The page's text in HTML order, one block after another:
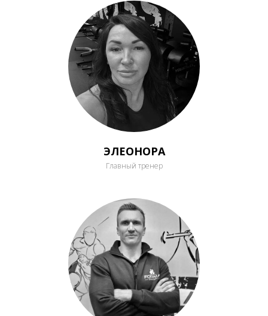
ЭЛЕОНОРА
Главный тренер